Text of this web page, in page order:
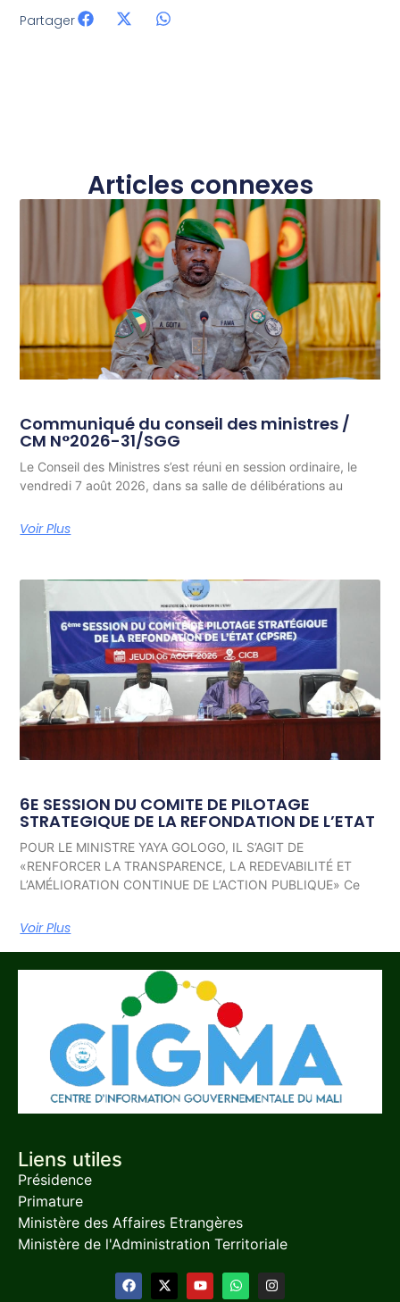
Partager
Articles connexes
Communiqué du conseil des ministres /
CM N°2026-31/SGG
Le Conseil des Ministres s’est réuni en session ordinaire, le
vendredi 7 août 2026, dans sa salle de délibérations au
Voir Plus
6E SESSION DU COMITE DE PILOTAGE
STRATEGIQUE DE LA REFONDATION DE L’ETAT
POUR LE MINISTRE YAYA GOLOGO, IL S’AGIT DE
«RENFORCER LA TRANSPARENCE, LA REDEVABILITÉ ET
L’AMÉLIORATION CONTINUE DE L’ACTION PUBLIQUE» Ce
Voir Plus
Liens utiles
Présidence
Primature
Ministère des Affaires Etrangères
Ministère de l'Administration Territoriale